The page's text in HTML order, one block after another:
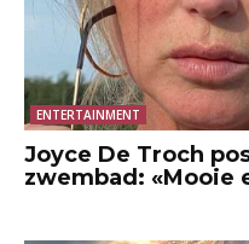
ENTERTAINMENT
Joyce De Troch
zwembad: «Mooie